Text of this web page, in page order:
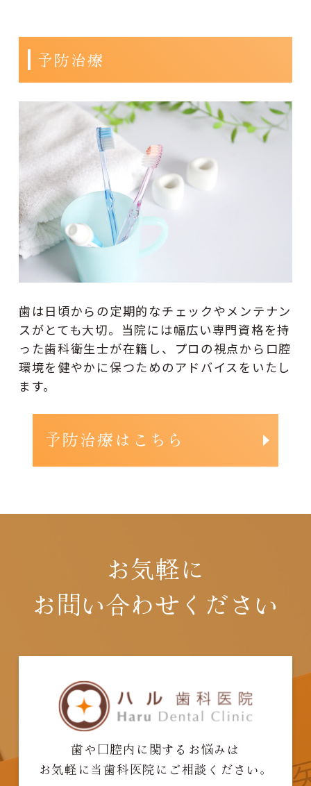
予防治療
歯は日頃からの定期的なチェックやメンテナン
スがとても大切。当院には幅広い専門資格を持
った歯科衛生士が在籍し、プロの視点から口腔
環境を健やかに保つためのアドバイスをいたし
ます。
予防治療はこちら
お気軽に
お問い合わせください
歯や口腔内に関するお悩みは
お気軽に当歯科医院にご相談ください。